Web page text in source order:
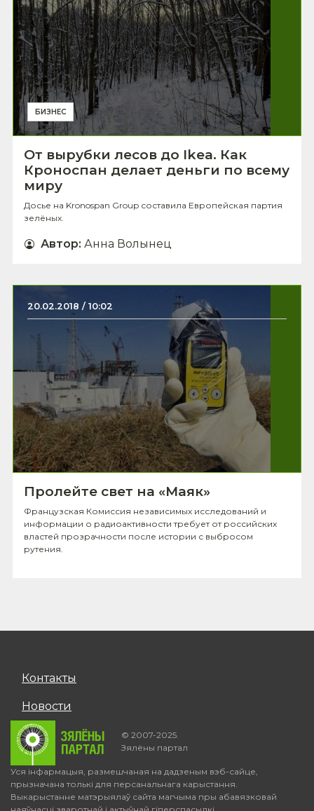
БИЗНЕС
От вырубки лесов до Ikea. Как
Кроноспан делает деньги по всему
миру
Досье на Kronospan Group составила Европейская партия
зелёных.
Автор: Анна Волынец
20.02.2018 / 10:02
Пролейте свет на «Маяк»
Французская Комиссия независимых исследований и
информации о радиоактивности требует от российских
властей прозрачности после истории с выбросом
рутения.
Контакты
Новости
© 2007-2025.
Зялёны партал
Уся інфармацыя, размешчаная на дадзеным вэб-сайце,
прызначана толькі для персанальнага карыстання.
Выкарыстанне матэрыялаў сайта магчыма пры абавязковай